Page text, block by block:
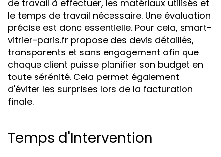
de travail à effectuer, les matériaux utilisés et
le temps de travail nécessaire. Une évaluation
précise est donc essentielle. Pour cela, smart-
vitrier-paris.fr propose des devis détaillés,
transparents et sans engagement afin que
chaque client puisse planifier son budget en
toute sérénité. Cela permet également
d'éviter les surprises lors de la facturation
finale.
Temps d'Intervention